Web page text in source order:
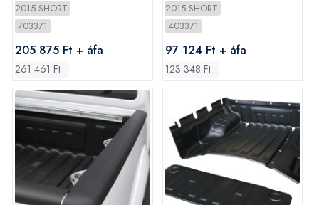
2015 SHORT
703371
205 875 Ft + áfa
261 461 Ft
2015 SHORT
403371
97 124 Ft + áfa
123 348 Ft